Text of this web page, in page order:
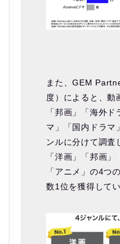
また、GEM
度）によると、動
「邦画」「海外
マ」「国内ドラマ
ンルに分けて調査
「洋画」「邦画」
「アニメ」の4つ
数1位を獲得してい